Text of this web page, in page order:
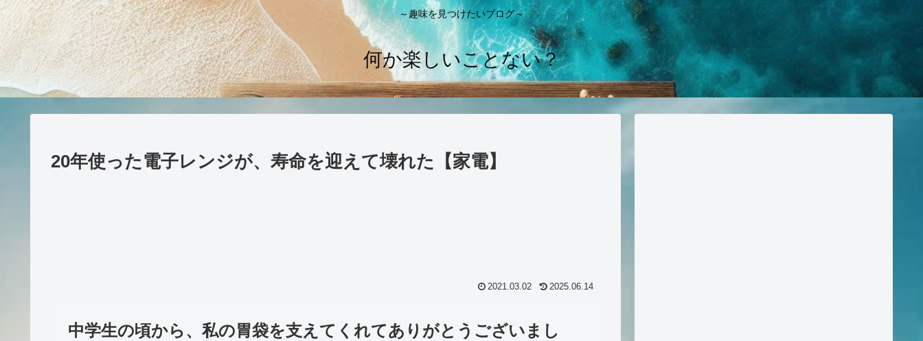
～趣味を見つけたいブログ～
何か楽しいことない？
20年使った電子レンジが、寿命を迎えて壊れた【家電】
2021.03.02 2025.06.14
中学生の頃から、私の胃袋を支えてくれてありがとうございまし